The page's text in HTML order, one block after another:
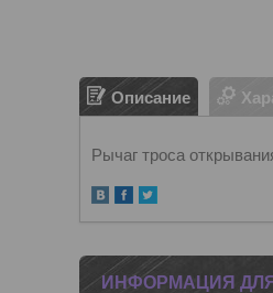
Описание
Рычаг троса
ИНФОРМАЦИЯ